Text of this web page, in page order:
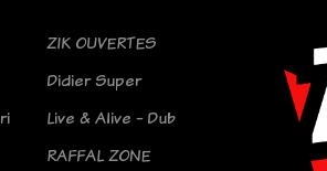
ZIK OUVERTES
Didier Super
Live & Alive - Dub
RAFFAL ZONE